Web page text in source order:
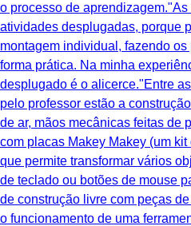
o processo de
atividades desplugadas, porque
montagem individual, fazendo
forma prática. Na minha
desplugado é o alicerce."Entre
pelo professor estão a
de ar, mãos mecânicas feitas de
com placas Makey Makey (um
que permite transformar vários
de teclado ou botões de mouse
de construção livre com peças
o funcionamento de uma